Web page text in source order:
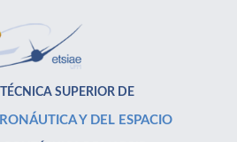
TÉCNICA SUPERIOR DE
Y DEL ESPACIO